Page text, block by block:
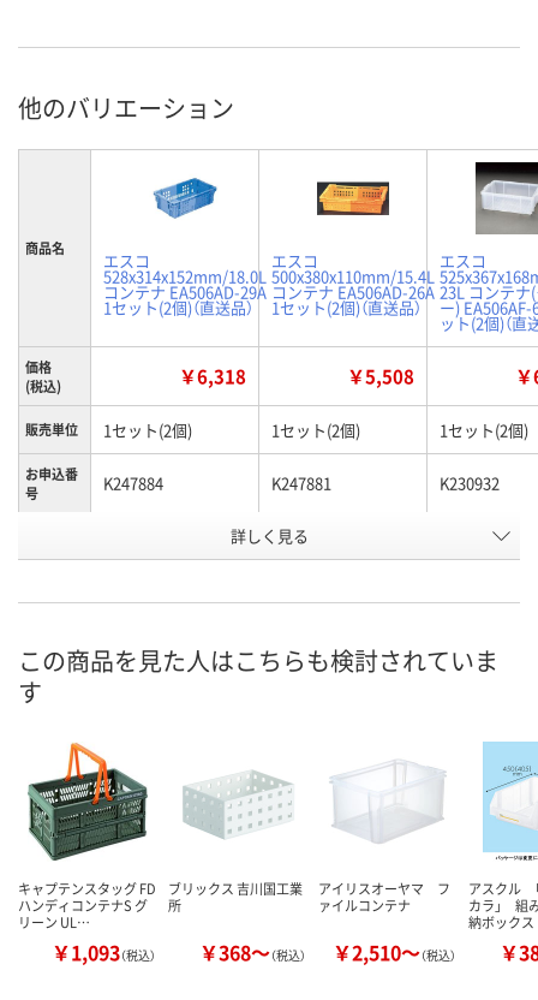
他のバリエーション
商品名
エスコ
528x314x152mm/18.0L
コンテナ EA506AD-29A
1セット(2個)（直送品）
エスコ
500x380x110mm/15.4L
コンテナ EA506AD-26A
1セット(2個)（直送品）
エスコ
23L コンテナ
ー) EA506AF-
ット(2個)（直
価格
(税込)
￥6,318 ￥5,508
販売単位 1セット(2個) 1セット(2個) 1セット(2個)
お申込番
号
K247884 K247881 K230932
あり
数量 数量
詳しく見る
この商品を見た人はこちらも検討されていま
す
キャプテンスタッグ FD
ハンディコンテナS グ
リーン UL…
￥1,093（税込）
ブリックス 吉川国工業
所
￥368～（税込）
アイリスオーヤマ フ
ァイルコンテナ
￥2,510～（税込）
アスクル
カラ」 組
納ボックス
￥